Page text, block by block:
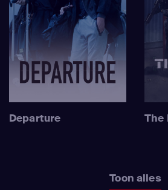
Departure The
Toon alles